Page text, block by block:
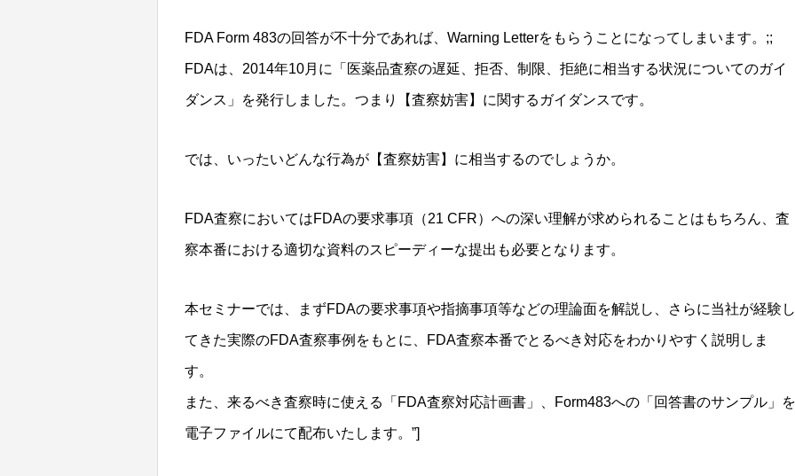
FDA Form 483の回答が不十分であれば、Warning Letterをもらうことになってしまいます。;;
FDAは、2014年10月に「医薬品査察の遅延、拒否、制限、拒絶に相当する状況についてのガイ
ダンス」を発行しました。つまり【査察妨害】に関するガイダンスです。
では、いったいどんな行為が【査察妨害】に相当するのでしょうか。
FDA査察においてはFDAの要求事項（21 CFR）への深い理解が求められることはもちろん、査
察本番における適切な資料のスピーディーな提出も必要となります。
本セミナーでは、まずFDAの要求事項や指摘事項等などの理論面を解説し、さらに当社が経験し
てきた実際のFDA査察事例をもとに、FDA査察本番でとるべき対応をわかりやすく説明しま
す。
また、来るべき査察時に使える「FDA査察対応計画書」、Form483への「回答書のサンプル」を
電子ファイルにて配布いたします。”]